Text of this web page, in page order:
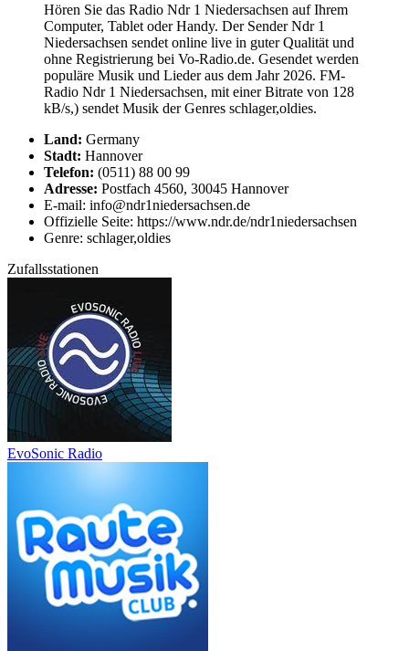
Hören Sie das Radio Ndr 1 Niedersachsen auf Ihrem
Computer, Tablet oder Handy. Der Sender Ndr 1
Niedersachsen sendet online live in guter Qualität und
ohne Registrierung bei Vo-Radio.de. Gesendet werden
populäre Musik und Lieder aus dem Jahr 2026. FM-
Radio Ndr 1 Niedersachsen, mit einer Bitrate von 128
kB/s,) sendet Musik der Genres schlager,oldies.
Land: Germany
Stadt: Hannover
Telefon: (0511) 88 00 99
Adresse: Postfach 4560, 30045 Hannover
E-mail: info@ndr1niedersachsen.de
Offizielle Seite: https://www.ndr.de/ndr1niedersachsen
Genre: schlager,oldies
Zufallsstationen
EvoSonic Radio